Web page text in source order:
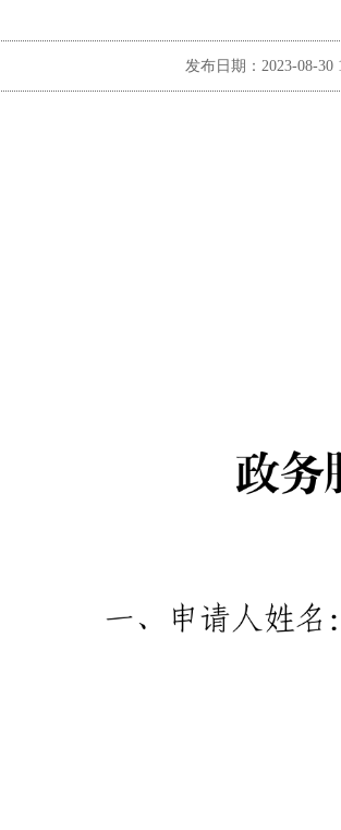
发布日期： 2023-08-30